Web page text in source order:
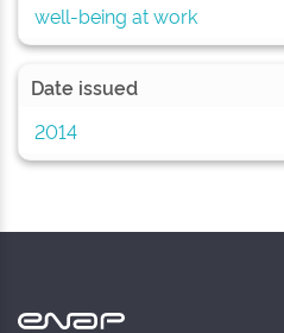
well-being at work
Date issued
2014